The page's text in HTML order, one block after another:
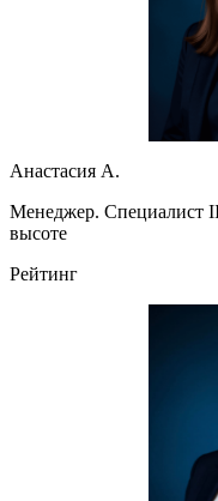
Анастасия А.
Менеджер. Специалист
высоте
Рейтинг